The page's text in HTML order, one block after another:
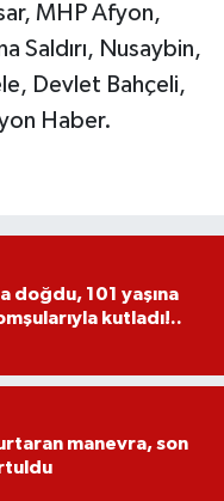
MHP Afyon,
Saldırı, Nusaybin,
Devlet Bahçeli,
Haber.
doğdu, 101 yaşına
kutladı!..
manevra, son